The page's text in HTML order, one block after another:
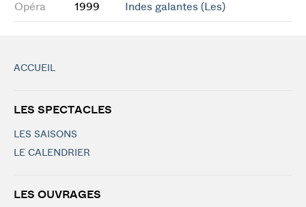
Opéra 1999 Indes galantes (Les)
ACCUEIL
LES SPECTACLES
LES SAISONS
LE CALENDRIER
LES OUVRAGES